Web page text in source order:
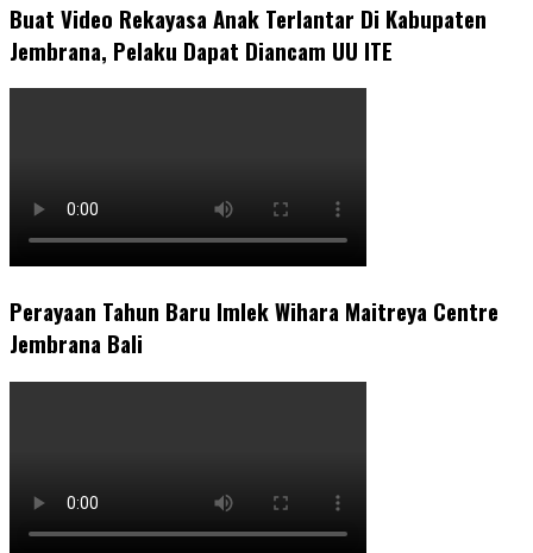
Buat Video Rekayasa Anak Terlantar Di Kabupaten
Jembrana, Pelaku Dapat Diancam UU ITE
Perayaan Tahun Baru Imlek Wihara Maitreya Centre
Jembrana Bali